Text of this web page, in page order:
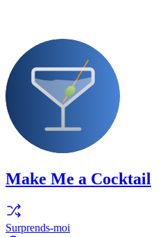
Make Me a Cocktail
Surprends-moi